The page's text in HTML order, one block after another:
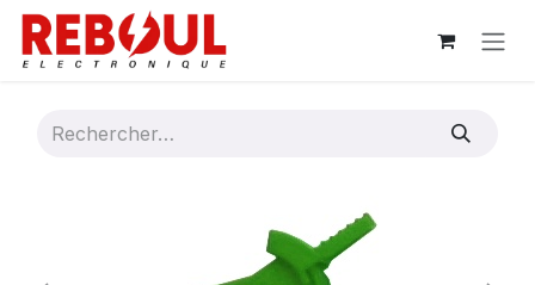
Se rendre au contenu